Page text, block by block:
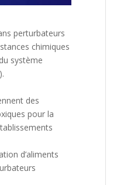
perturbateurs
chimiques
système
des
pour la
d’aliments